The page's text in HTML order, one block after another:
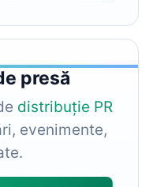
presă
distribuție PR
evenimente,